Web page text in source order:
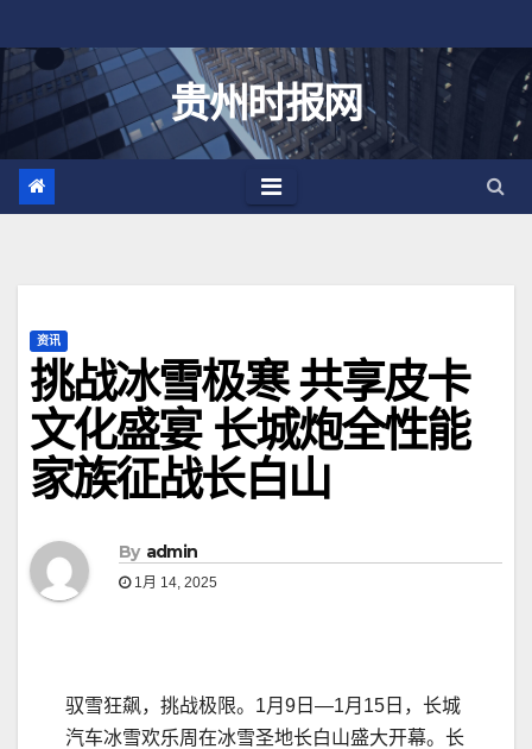
至
贵州时报网
资讯
挑战冰雪极寒 共享皮卡
文化盛宴 长城炮全性能
家族征战长白山
By admin
1月 14, 2025
驭雪狂飙，挑战极限。1月9日—1月15日，长城
汽车冰雪欢乐周在冰雪圣地长白山盛大开幕。长